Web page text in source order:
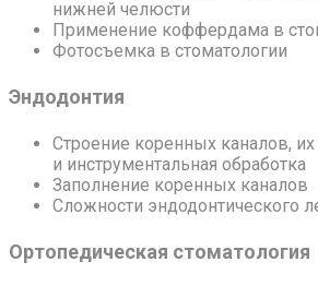
нижней челюсти
Применение коффердама в
Фотосъемка в стоматологии
Эндодонтия
Строение коренных каналов,
и инструментальная обработка
Заполнение коренных каналов
Сложности эндодонтического
Ортопедическая стоматология